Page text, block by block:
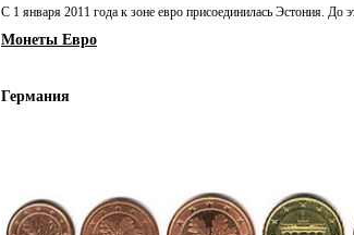
С 1 января 2011 года к зоне евро присоединилась Эстония. До
Монеты Евро
Германия